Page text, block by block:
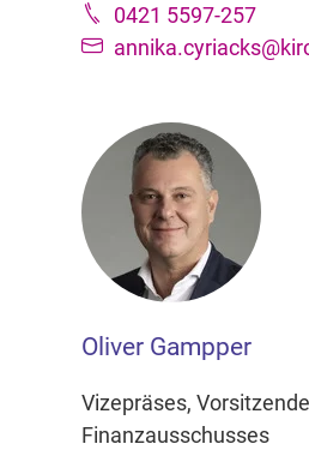
0421 5597-257
Oliver Gampper
Vizepräses,
Finanzausschusses